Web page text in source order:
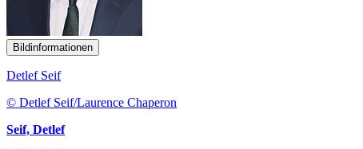
Bildinformationen
Detlef Seif
© Detlef Seif/Laurence Chaperon
Seif, Detlef